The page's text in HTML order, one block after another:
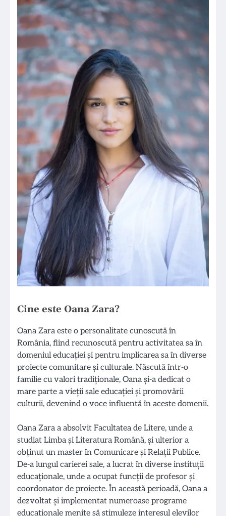
Cine este Oana Zara?
Oana Zara este o personalitate cunoscută în
România, fiind recunoscută pentru activitatea sa în
domeniul educației și pentru implicarea sa în diverse
proiecte comunitare și culturale. Născută într-o
familie cu valori tradiționale, Oana și-a dedicat o
mare parte a vieții sale educației și promovării
culturii, devenind o voce influentă în aceste domenii.
Oana Zara a absolvit Facultatea de Litere, unde a
studiat Limba și Literatura Română, și ulterior a
obținut un master în Comunicare și Relații Publice.
De-a lungul carierei sale, a lucrat în diverse instituții
educaționale, unde a ocupat funcții de profesor și
coordonator de proiecte. În această perioadă, Oana a
dezvoltat și implementat numeroase programe
educaționale menite să stimuleze interesul elevilor